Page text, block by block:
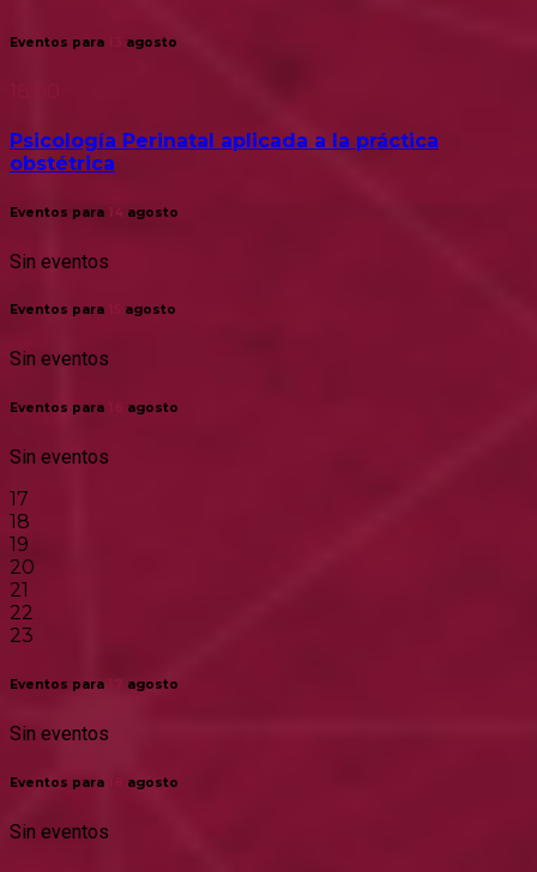
Eventos para agosto
Psicología Perinatal aplicada a la práctica
obstétrica
Eventos para 14 agosto
Sin eventos
Eventos para agosto
Sin eventos
Eventos para agosto
Sin eventos
17
18
19
20
21
22
23
Eventos para agosto
Sin eventos
Eventos para agosto
Sin eventos